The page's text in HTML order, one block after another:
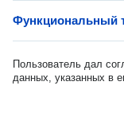
Функциональный
Пользователь дал
данных, указанных в